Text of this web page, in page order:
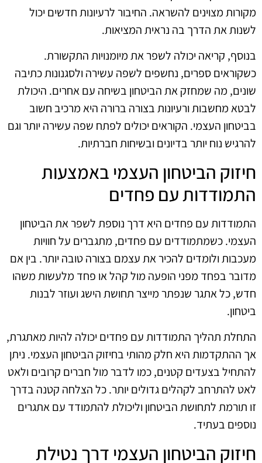
מקורות מצוינים להשראה. החיבור לרעיונות חדשים יכול
לשנות את הדרך בה נראית המציאות.
בנוסף, קריאה יכולה לשפר את מיומנויות התקשורת.
כשקוראים ספרים, נחשפים לשפה עשירה ולסגנונות כתיבה
שונים, מה שמחזק את הביטחון בשיחה עם אחרים. היכולת
לבטא מחשבות ורעיונות בצורה ברורה היא מרכיב חשוב
בביטחון העצמי. הקוראים יכולים לפתח שפה עשירה יותר וגם
להרגיש נוח יותר בדיונים ובשיחות חברתיות.
חיזוק הביטחון העצמי באמצעות
התמודדות עם פחדים
התמודדות עם פחדים היא דרך נוספת לשפר את הביטחון
העצמי. כשמתמודדים עם פחדים, מתגברים על חוויות
מעכבות ולומדים להכיר את עצמם בצורה טובה יותר. בין אם
מדובר בפחד מפני הופעה מול קהל או פחד מלעשות משהו
חדש, כל אתגר שנפתר מייצר תחושת הישג ועוזר לבנות
ביטחון.
התחלת תהליך התמודדות עם פחדים יכולה להיות מאתגרת,
אך ההתקדמות היא חלק מהותי בחיזוק הביטחון העצמי. ניתן
להתחיל בצעדים קטנים, כמו לדבר מול חברים קרובים ולאט
לאט להתרחב לקהלים גדולים יותר. כל הצלחה קטנה בדרך
זו תורמת לתחושת הביטחון וליכולת להתמודד עם אתגרים
נוספים בעתיד.
חיזוק הביטחון העצמי דרך נטילת